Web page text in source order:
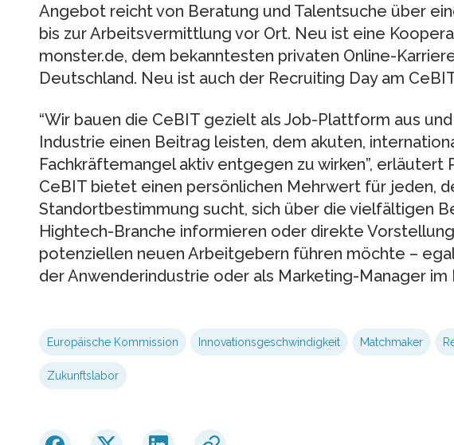
Angebot reicht von Beratung und Talentsuche über
bis zur Arbeitsvermittlung vor Ort. Neu ist eine
monster.de, dem bekanntesten privaten Online-
Deutschland. Neu ist auch der Recruiting Day am
“Wir bauen die CeBIT gezielt als Job-Plattform aus
Industrie einen Beitrag leisten, dem akuten,
Fachkräftemangel aktiv entgegen zu wirken”, erläutert
CeBIT bietet einen persönlichen Mehrwert für jeden,
Standortbestimmung sucht, sich über die vielfältigen
Hightech-Branche informieren oder direkte
potenziellen neuen Arbeitgebern führen möchte –
der Anwenderindustrie oder als Marketing-Manager im
Europäische Kommission Innovationsgeschwindigkeit Matchmaker
Zukunftslabor